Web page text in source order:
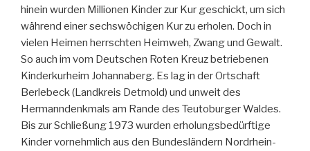
hinein wurden Millionen Kinder zur Kur geschickt, um sich
während einer sechswöchigen Kur zu erholen. Doch in
vielen Heimen herrschten Heimweh, Zwang und Gewalt.
So auch im vom Deutschen Roten Kreuz betriebenen
Kinderkurheim Johannaberg. Es lag in der Ortschaft
Berlebeck (Landkreis Detmold) und unweit des
Hermanndenkmals am Rande des Teutoburger Waldes.
Bis zur Schließung 1973 wurden erholungsbedürftige
Kinder vornehmlich aus den Bundesländern Nordrhein-